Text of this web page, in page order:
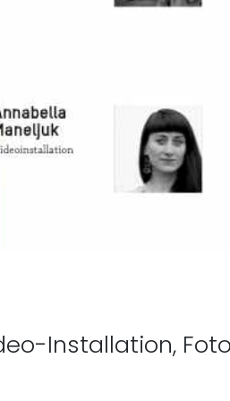
Installation,
„EZ -